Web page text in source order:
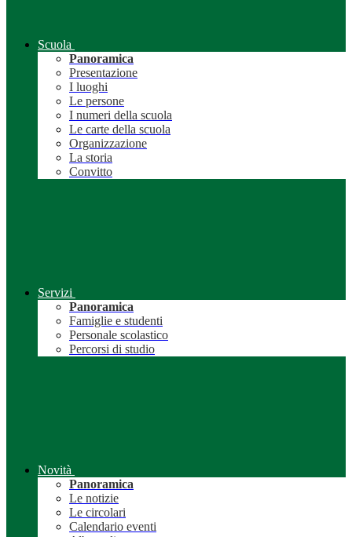
Scuola
Panoramica
Presentazione
I luoghi
Le persone
I numeri della scuola
Le carte della scuola
Organizzazione
La storia
Convitto
Servizi
Panoramica
Famiglie e studenti
Personale scolastico
Percorsi di studio
Novità
Panoramica
Le notizie
Le circolari
Calendario eventi